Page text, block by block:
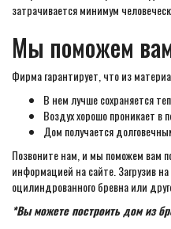
затрачивается минимум
Мы поможем
Фирма гарантирует, что из
В нем лучше сохраняется
Воздух хорошо проникает в
Дом получается
Позвоните нам, и мы поможем вам
информацией на сайте. Загрузив
оцилиндрованного бревна или
*Вы можете построить дом из